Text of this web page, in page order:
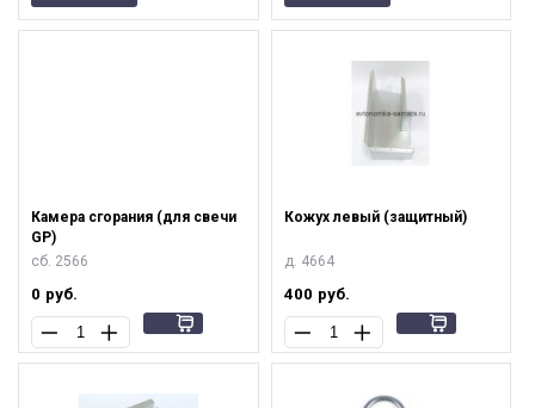
Камера сгорания (для свечи
GP)
сб. 2566
0 руб.
Кожух левый (защитный)
д. 4664
400 руб.